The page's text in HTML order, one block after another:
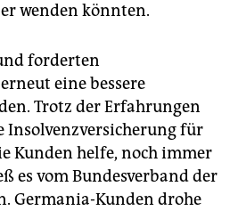
wenden könnten.
forderten
eine bessere
Trotz der Erfahrungen
Insolvenzversicherung für
Kunden helfe, noch immer
es vom Bundesverband der
Germania-Kunden drohe